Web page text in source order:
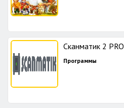
Сканматик 2 PRO
Программы